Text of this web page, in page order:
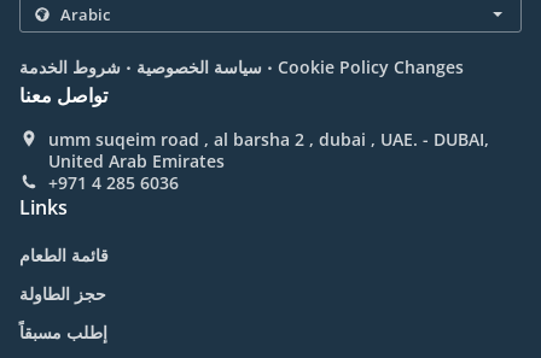
سياسة الخصوصية . شروط الخدمة . Cookie Policy Changes
تواصل معنا
umm suqeim road , al barsha 2 , dubai , UAE. - DUBAI,
United Arab Emirates
+971 4 285 6036
Links
قائمة الطعام
حجز الطاولة
إطلب مسبقاً